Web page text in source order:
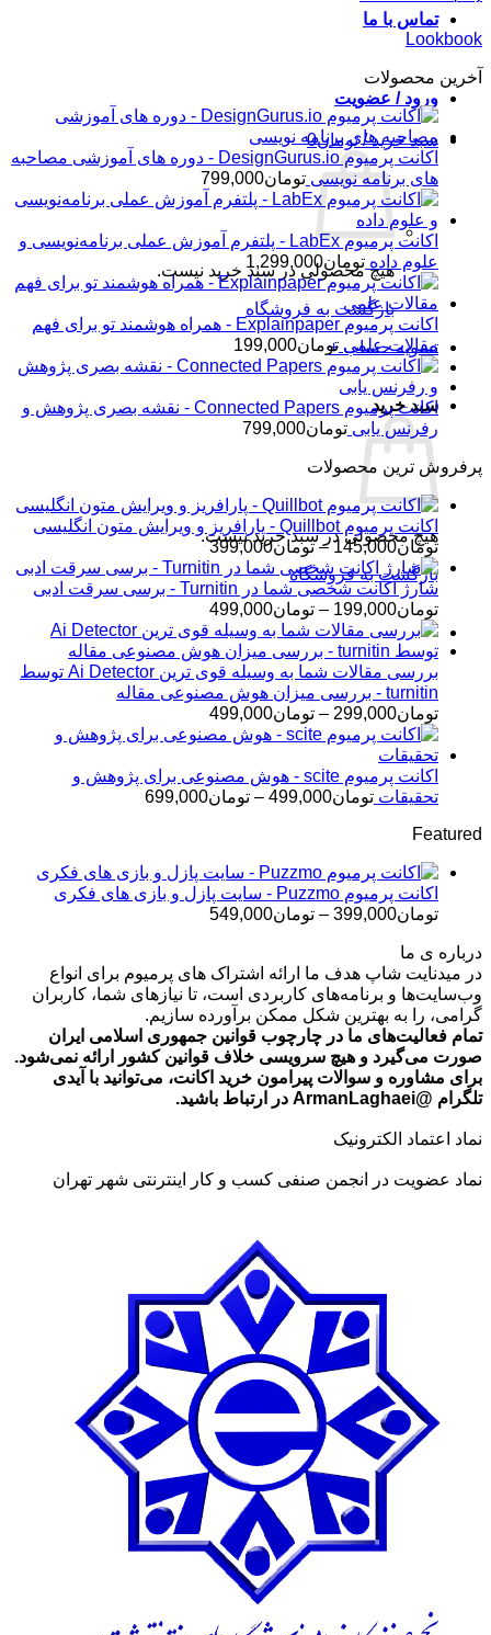
تماس با ما
ورود / عضویت
سبد خرید /تومان0
هیچ محصولی در سبد خرید نیست.
بازگشت به فروشگاه
تسویه حساب +
سبد خرید
هیچ محصولی در سبد خرید نیست.
بازگشت به فروشگاه
Lookbook
آخرین محصولات
اکانت پرمیوم DesignGurus.io - دوره ‌های آموزشی مصاحبه
‌های برنامه نویسی تومان799,000
اکانت پرمیوم LabEx - پلتفرم آموزش عملی برنامه‌نویسی و
علوم داده تومان1,299,000
اکانت پرمیوم Explainpaper - همراه هوشمند تو برای فهم
مقالات علمی تومان199,000
اکانت پرمیوم Connected Papers - نقشه بصری پژوهش و
رفرنس یابی تومان799,000
پرفروش ترین محصولات
اکانت پرمیوم Quillbot - پارافریز و ویرایش متون انگلیسی
تومان145,000
– تومان399,000محدوده
قیمت:
تومان145,000
تا
تومان399,000
شارژ اکانت شخصی شما در Turnitin - برسی سرقت ادبی
تومان199,000
– تومان499,000محدوده
قیمت:
تومان199,000
تا
تومان499,000
بررسی مقالات شما به وسیله قوی ترین Ai Detector توسط
turnitin - بررسی میزان هوش مصنوعی مقاله
تومان299,000
– تومان499,000محدوده
قیمت:
تا
تومان499,000
اکانت پرمیوم scite - هوش مصنوعی برای پژوهش و
تحقیقات تومان499,000
– تومان699,000محدوده
تومان699,000
Featured
اکانت پرمیوم Puzzmo - سایت پازل و بازی های فکری
تومان399,000
– تومان549,000
تا
تومان549,000
درباره ی ما
در میدنایت شاپ هدف ما ارائه اشتراک های پرمیوم برای انواع
وب‌سایت‌ها و برنامه‌های کاربردی است، تا نیازهای شما، کاربران
گرامی، را به بهترین شکل ممکن برآورده سازیم.
تمام فعالیت‌های ما در چارچوب قوانین جمهوری اسلامی ایران
صورت می‌گیرد و هیچ سرویسی خلاف قوانین کشور ارائه نمی‌شود.
برای مشاوره و سوالات پیرامون خرید اکانت، می‌توانید با آیدی
تلگرام @ArmanLaghaei در ارتباط باشید.
نماد اعتماد الکترونیک
نماد عضویت در انجمن صنفی کسب و کار اینترنتی شهر تهران